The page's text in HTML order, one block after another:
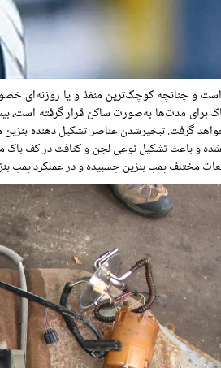
و چنانچه کوچک‌ترین منفذ و یا روزنه‌ای
برای مدت‌ها به‌صورت ساکن قرار گرفته است،
گرفت. تبخیرشدن عناصر تشکیل دهنده
شده و باعث تشکیل نوعی لجن و کثافت در کف
مختلف پمپ بنزین چسبیده و در عملکرد پمپ